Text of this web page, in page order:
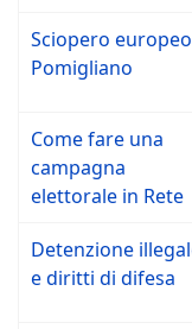
Sciopero
Pomigliano
Come fare una
campagna
elettorale in Rete
Detenzione
e diritti di difesa